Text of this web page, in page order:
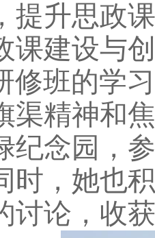
提升思政
课建设与
修班的学
渠精神和
纪念园，
时，她也
讨论，收